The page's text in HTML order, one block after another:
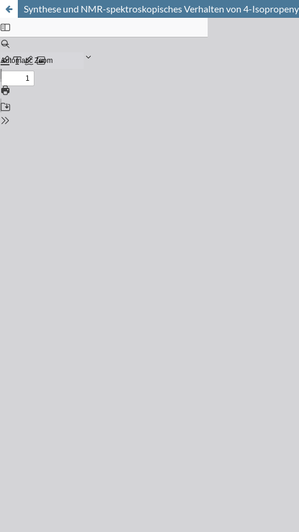
Synthese und NMR-spektroskopisches Verhalten von 4-